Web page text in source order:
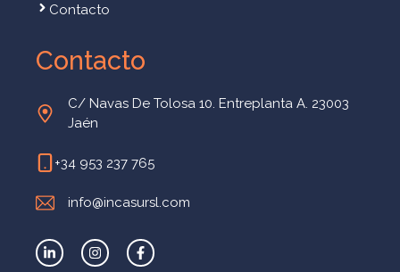
Contacto
Contacto
C/ Navas De Tolosa 10. Entreplanta A. 23003
Jaén
+34 953 237 765
info@incasursl.com